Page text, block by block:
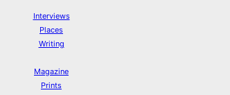
Interviews
Places
Writing
Magazine
Prints